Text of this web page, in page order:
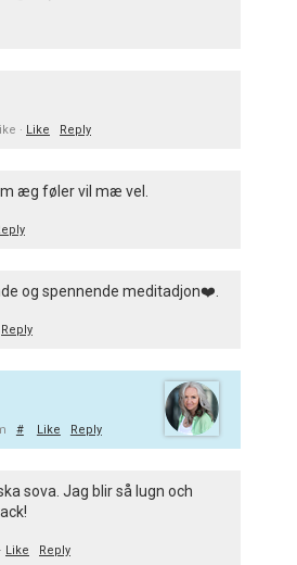
· Like Reply
æg føler vil mæ vel.
og spennende meditadjon❤️.
Reply
# Like Reply
sova. Jag blir så lugn och
Like Reply